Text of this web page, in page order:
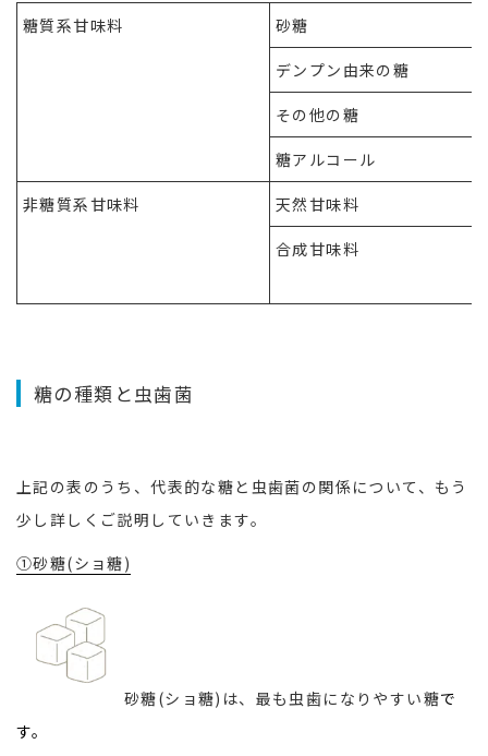
糖質系甘味料 砂糖
デンプン由来の糖
その他の糖
糖アルコール
非糖質系甘味料 天然甘味料
合成甘味料
糖の種類と虫歯菌
上記の表のうち、代表的な糖と虫歯菌の関係について、もう
少し詳しくご説明していきます。
➀砂糖(ショ糖)
砂糖(ショ糖)は、最も虫歯になりやすい糖で
す。